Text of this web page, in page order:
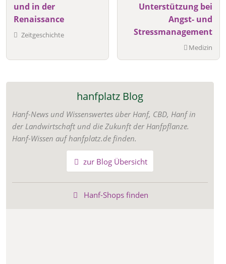
und in der
Renaissance
Zeitgeschichte
Unterstützung bei
Angst- und
Stressmanagement
Medizin
hanfplatz Blog
Hanf-News und Wissenswertes über Hanf, CBD, Hanf in
der Landwirtschaft und die Zukunft der Hanfpflanze.
Hanf-Wissen auf hanfplatz.de finden.
zur Blog Übersicht
Hanf-Shops finden